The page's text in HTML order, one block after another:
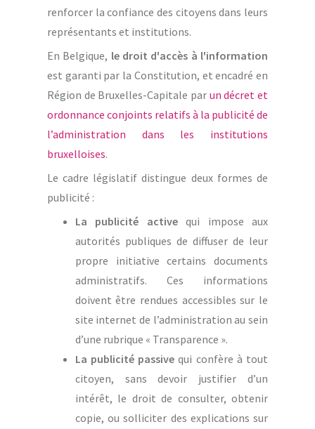
renforcer la confiance des citoyens dans leurs
représentants et institutions.
En Belgique, le droit d'accès à l'information
est garanti par la Constitution, et encadré en
Région de Bruxelles-Capitale par un décret et
ordonnance conjoints relatifs à la publicité de
l’administration dans les institutions
bruxelloises.
Le cadre législatif distingue deux formes de
publicité :
La publicité activequi impose aux
autorités publiques de diffuser de leur
propre initiative certains documents
administratifs. Ces informations
doivent être rendues accessibles sur le
site internet de l’administration au sein
d’une rubrique « Transparence ».
La publicité passive qui confère à tout
citoyen, sans devoir justifier d’un
intérêt, le droit de consulter, obtenir
copie, ou solliciter des explications sur